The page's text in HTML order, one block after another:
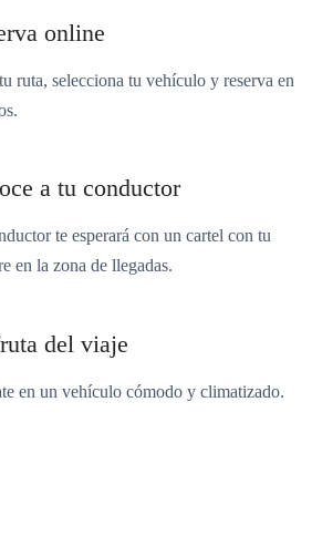
online
ruta, selecciona tu vehículo y reserva en
a tu conductor
te esperará con un cartel con tu
en la zona de llegadas.
del viaje
en un vehículo cómodo y climatizado.